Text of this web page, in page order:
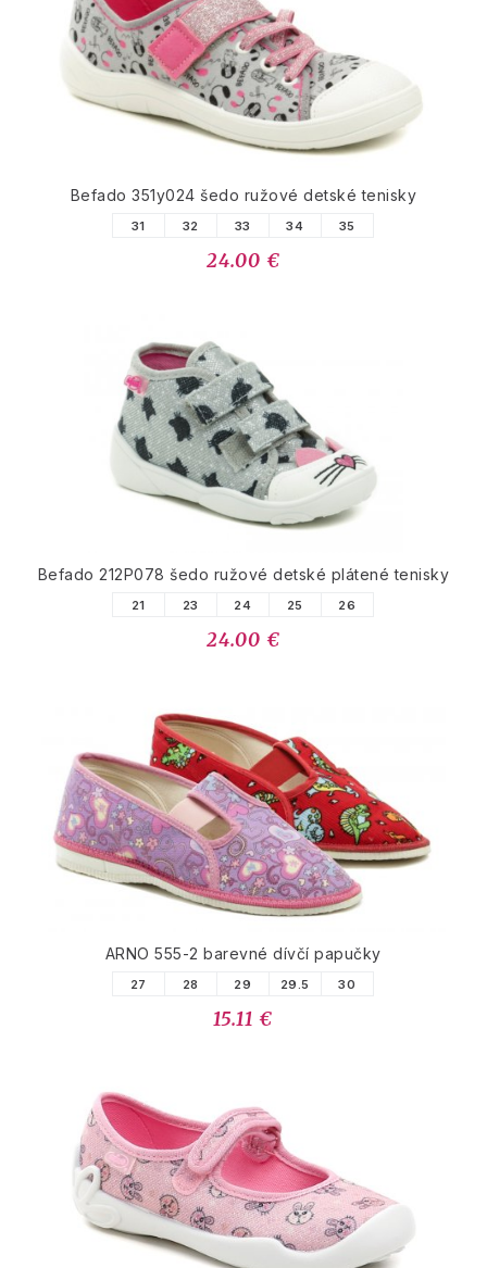
Befado 351y024 šedo ružové detské tenisky
31 32 33 34 35
24.00 €
Befado 212P078 šedo ružové detské plátené tenisky
21 23 24 25 26
24.00 €
ARNO 555-2 barevné dívčí papučky
27 28 29 29.5 30
15.11 €